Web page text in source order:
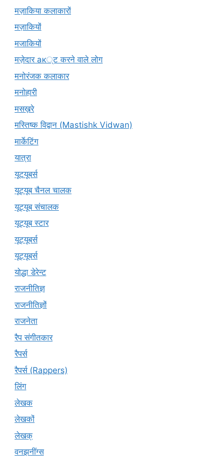
मज़ाकिया कलाकारों
मज़ाकियों
मजाकियों
मज़ेदार ак्ट करने वाले लोग
मनोरंजक कलाकार
मनोहारी
मसख़रे
मस्तिष्क विद्वान (Mastishk Vidwan)
मार्केटिंग
यात्रा
यूटयूबर्स
यूट्यूब चैनल चालक
यूट्यूब संचालक
यूट्यूब स्टार
यूट्‍यूबर्स
यूट्यूबर्स
योद्धा डेरेन्ट
राजनीतिज्ञ
राजनीतिज्ञों
राजनेता
रैप संगीतकार
रैपर्स
रैपर्स (Rappers)
लिंग
लेखक
लेखकों
लेखक्
वनझनींग्स